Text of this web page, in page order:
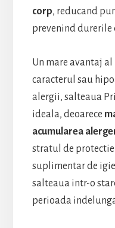
corp, reducand
prevenind durerile
Un mare avantaj al
caracterul sau
alergii, salteaua
ideala, deoarece
acumularea
stratul de protectie
suplimentar de
salteaua intr-o
perioada